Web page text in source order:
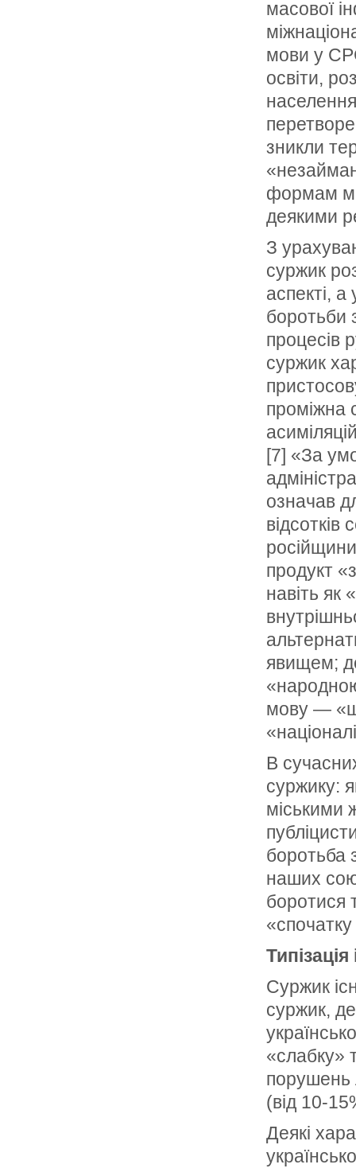
масової
мови у
освіти,
зникли
формам
деякими
З
суржик
аспекті, а
боротьби
процесів
суржик
проміжна
[7] «За
означав
продукт
навіть як
явищем;
мову —
В
суржику:
міськими
боротьба
наших
боротися
Суржик
суржик,
«слабку»
порушень
(від 10-
Деякі